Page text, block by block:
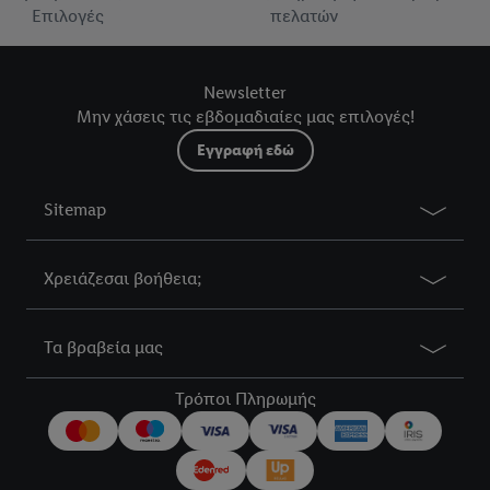
Επιλογές
πελατών
Newsletter
Μην χάσεις τις εβδομαδιαίες μας επιλογές!
Εγγραφή εδώ
Sitemap
Χρειάζεσαι βοήθεια;
Τα βραβεία μας
Τρόποι Πληρωμής